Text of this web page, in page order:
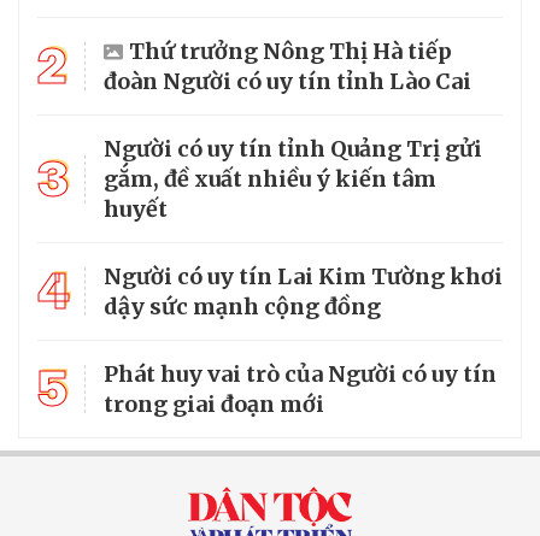
2
Thứ trưởng Nông Thị Hà tiếp
đoàn Người có uy tín tỉnh Lào Cai
3
Người có uy tín tỉnh Quảng Trị gửi
gắm, đề xuất nhiều ý kiến tâm
huyết
4
Người có uy tín Lai Kim Tường khơi
dậy sức mạnh cộng đồng
5
Phát huy vai trò của Người có uy tín
trong giai đoạn mới